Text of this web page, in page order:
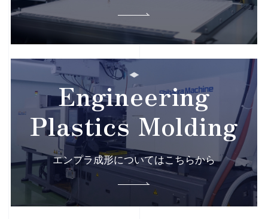
Engineering
Plastics Molding
エンプラ成形についてはこちらから